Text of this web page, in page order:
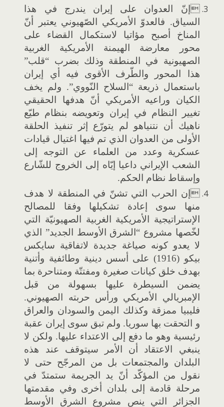
إنّ العدوان على إيران يندرج في هذا
السياق. فالعدوّ الأمريكي الصّهيوني يعتبر أنّ
المناخ أصبح مؤاتيا لاستكمال القضاء على
محور معارضة الهيمنة الأمريكية الغربية
الصهيونية في المنطقة وذلك بضرب “قلب”
هذا المحور والطّرف الأقوى فيه أي إيران
باستعمال ذريعة “السلاح النّووي”. ولم يخف
الكيان وراعيه الأمريكي أنّ هدفها الحقيقي
تغيير النظام في إيران وتعويضه بنظام طيّع
ناهيك أن نتنياهو لم يتورّع إثر تنفيذ الحلقة
الأولى من العدوان الذي تم فيها اغتيال قيادات
عسكرية وعدد من العلماء عن التوجه إلى
الشعب الإيراني داعيا إيّاه إلى الخروج للشّارع
وإسقاط نظام الحكم.
إن الحرب التي تشنّ في المنطقة لا هدف
منها سوى إعادة تشكيلها وفقا للمصالح
الإستراتيجية الأمريكية الغربية الصهيونيّة التي
لخّصها مشروع “الشرق الأوسط الجديد” الذي
لا يعدو كونه صياغة جديدة لاتفاقية سايكس
بيكو (1916) على أسس دينية وطائفية وأتنية
بهدف خلق كيانات صغيرة ومفتتّة ومتناحرة بما
يضمن السيطرة عليها بسهولة من قبل
الإمبريالي الأمريكي ورأس حربته الصهيوني.
فليبيا ممزقة وكذلك اليمن والسودان والعراق
و التحقت بها سوريا. ولم تبق سوى إيران عقبة
رئيسية وهو ما دفع إلى الاعتداء عليها. ولكن لا
ينبغي الاعتقاد أن الأمر سيتوقف عند هذه
البلدان والمجتمعات بل من المرجّح حتى لا
نقول من المؤكّد أنّ يد الجريمة ستمتدّ في
مرحلة قادمة إلى بلدان أخرى وفي مقدمتها
الجزائر التي ينص مشروع الشرق الأوسط